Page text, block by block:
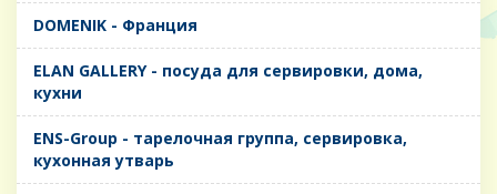
DOMENIK - Франция
ELAN GALLERY - посуда для сервировки, дома,
кухни
ENS-Group - тарелочная группа, сервировка,
кухонная утварь